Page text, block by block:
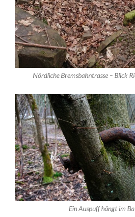
Nördliche Bremsbahntrasse – Blick
Ein Auspuff hängt im